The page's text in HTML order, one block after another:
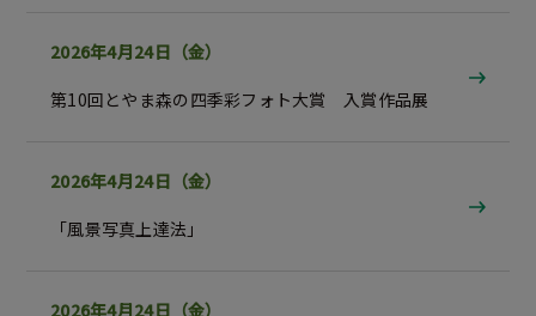
2026年4月24日（金）
第10回とやま森の四季彩フォト大賞 入賞作品展
2026年4月24日（金）
「風景写真上達法」
2026年4月24日（金）